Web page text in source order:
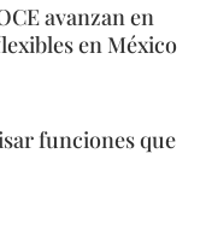
avanzan en
en México
funciones que